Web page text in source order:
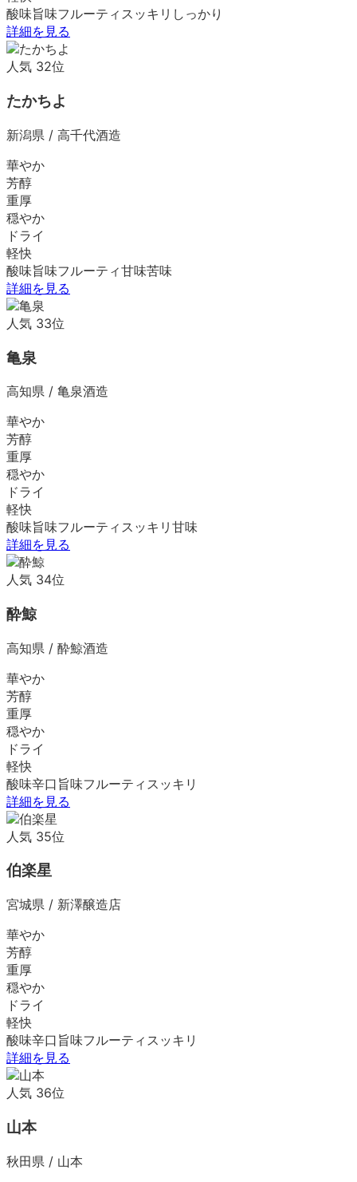
酸味旨味フルーティ スッキリ しっかり
詳細を見る
人気 32位
たかちよ
新潟県 / 高千代酒造
華やか
芳醇
重厚
穏やか
ドライ
軽快
酸味旨味フルーティ甘味苦味
詳細を見る
人気 33位
亀泉
高知県 / 亀泉酒造
華やか
芳醇
重厚
穏やか
ドライ
軽快
酸味旨味フルーティ スッキリ 甘味
詳細を見る
人気 34位
酔鯨
高知県 / 酔鯨酒造
華やか
芳醇
重厚
穏やか
ドライ
軽快
酸味辛口 旨味フルーティ スッキリ
詳細を見る
人気 35位
伯楽星
宮城県 / 新澤醸造店
華やか
芳醇
重厚
穏やか
ドライ
軽快
酸味辛口 旨味フルーティ スッキリ
詳細を見る
人気 36位
山本
秋田県 / 山本